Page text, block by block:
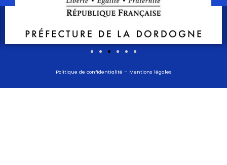
Politique de confidentialité – Mentions légales